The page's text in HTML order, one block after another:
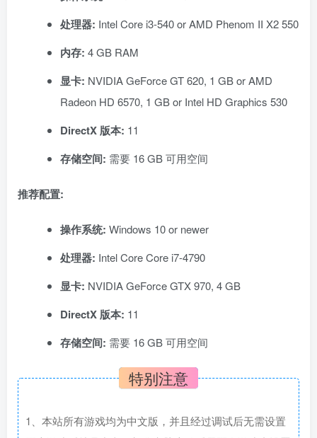
处理器: Intel Core i3-540 or AMD Phenom II X2 550
内存: 4 GB RAM
显卡: NVIDIA GeForce GT 620, 1 GB or AMD
Radeon HD 6570, 1 GB or Intel HD Graphics 530
DirectX 版本: 11
存储空间: 需要 16 GB 可用空间
推荐配置:
操作系统: Windows 10 or newer
处理器: Intel Core Core i7-4790
显卡: NVIDIA GeForce GTX 970, 4 GB
DirectX 版本: 11
存储空间: 需要 16 GB 可用空间
特别注意
1、本站所有游戏均为中文版，并且经过调试后无需设置